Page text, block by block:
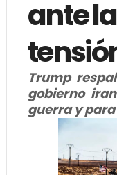
ante
Trump
gobierno
guerra y